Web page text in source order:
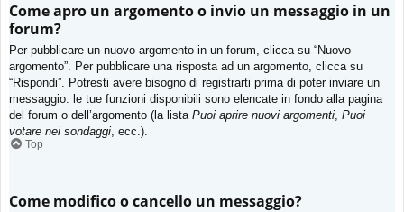
Come apro un argomento o invio un messaggio in un
forum?
Per pubblicare un nuovo argomento in un forum, clicca su “Nuovo
argomento”. Per pubblicare una risposta ad un argomento, clicca su
“Rispondi”. Potresti avere bisogno di registrarti prima di poter inviare un
messaggio: le tue funzioni disponibili sono elencate in fondo alla pagina
del forum o dell’argomento (la lista Puoi aprire nuovi argomenti, Puoi
votare nei sondaggi, ecc.).
Top
Come modifico o cancello un messaggio?